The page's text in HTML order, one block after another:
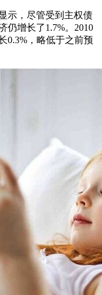
示，尽管受到主权债
仍增长了1.7%。2010
0.3%，略低于之前预